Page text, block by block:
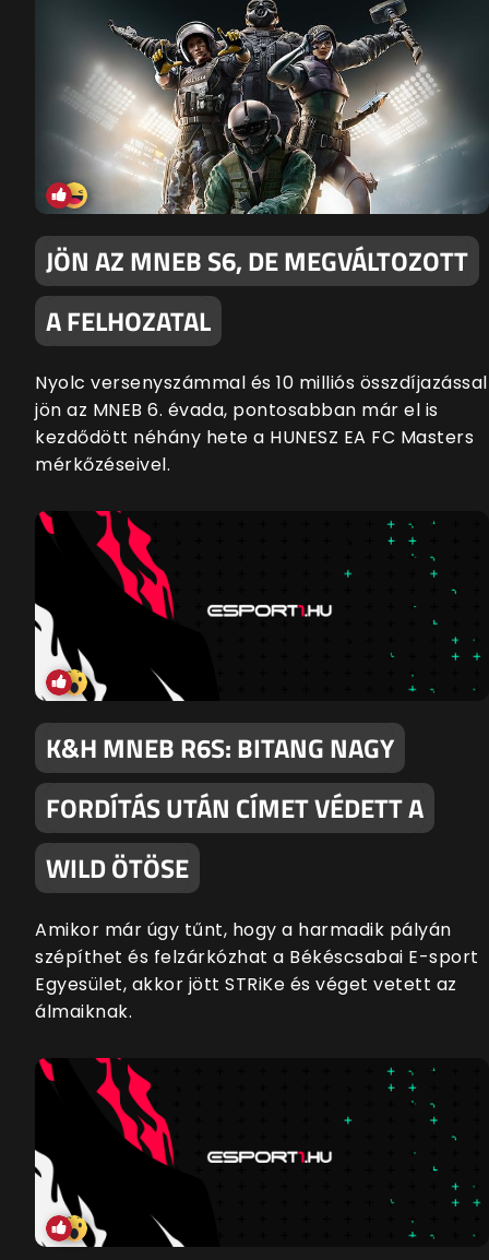
JÖN AZ MNEB S6, DE MEGVÁLTOZOTT
A FELHOZATAL
Nyolc versenyszámmal és 10 milliós összdíjazással
jön az MNEB 6. évada, pontosabban már el is
kezdődött néhány hete a HUNESZ EA FC Masters
mérkőzéseivel.
K&H MNEB R6S: BITANG NAGY
FORDÍTÁS UTÁN CÍMET VÉDETT A
WILD ÖTÖSE
Amikor már úgy tűnt, hogy a harmadik pályán
szépíthet és felzárkózhat a Békéscsabai E-sport
Egyesület, akkor jött STRiKe és véget vetett az
álmaiknak.